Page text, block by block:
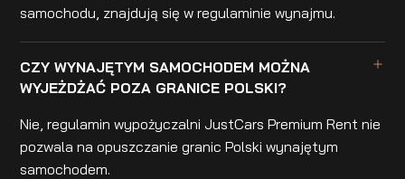
samochodu, znajdują się w regulaminie wynajmu.
CZY WYNAJĘTYM SAMOCHODEM MOŻNA
WYJEŻDŻAĆ POZA GRANICE POLSKI?
Nie, regulamin wypożyczalni JustCars Premium Rent nie
pozwala na opuszczanie granic Polski wynajętym
samochodem.